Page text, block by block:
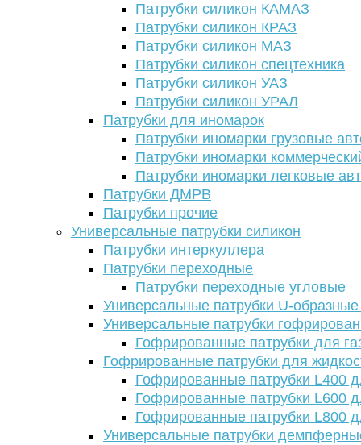
Патрубки силикон КАМАЗ
Патрубки силикон КРАЗ
Патрубки силикон МАЗ
Патрубки силикон спецтехника
Патрубки силикон УАЗ
Патрубки силикон УРАЛ
Патрубки для иномарок
Патрубки иномарки грузовые
Патрубки иномарки
Патрубки иномарки легковые
Патрубки ДМРВ
Патрубки прочие
Универсальные патрубки силикон
Патрубки интеркуллера
Патрубки переходные
Патрубки переходные угловые
Универсальные патрубки U-
Универсальные патрубки
Гофрированные патрубки для
Гофрированные патрубки для
Гофрированные патрубки L400
Гофрированные патрубки L600
Гофрированные патрубки L800
Универсальные патрубки